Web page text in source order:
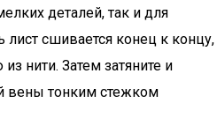
деталей, так и для
лист сшивается конец к концу,
нити. Затем затяните и
вены тонким стежком